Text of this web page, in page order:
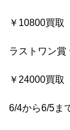
￥10800買取
ラストワン賞
￥24000買取
6/4から6/5ま